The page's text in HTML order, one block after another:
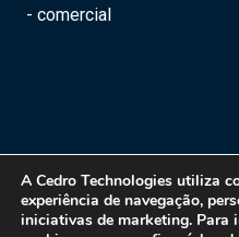
A Cedro Technologies utiliza
experiência de navegação,
iniciativas de marketing. Para
- comercial
Copyright 2020 © Cedro